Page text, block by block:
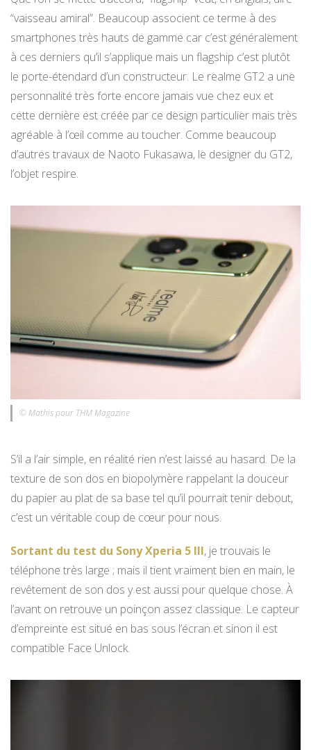
“vaisseau amiral”. Beaucoup associent ce terme à des
smartphones très hauts de gamme car c’est généralement
à ces derniers qu’il s’applique mais un flagship c’est plutôt
le porte-étendard d’un constructeur. Le realme GT2 a une
personnalité très forte encore jamais vue chez eux et
cette dernière est créée par ce design particulier mais très
agréable à l’œil comme au toucher. Comme beaucoup
d’autres travaux de Naoto Fukasawa, le designer du GT2,
l’objet respire.
© Mathis pour THM Magazine
S’il a l’air simple, en réalité rien n’est laissé au hasard. De la
texture de son dos en biopolymère rappelant la douceur
du papier au plat de sa base tel qu’il pourrait tenir debout,
c’est un véritable coup de cœur pour nous.
Sortant du test du Sony Xperia 5 III, je trouvais le
téléphone très large ; mais il tient vraiment bien en main, le
revêtement de son dos y est aussi pour quelque chose. À
l’avant on retrouve un poinçon assez classique. Le capteur
d’empreinte est situé en bas sous l’écran et sinon il est
compatible Face Unlock.